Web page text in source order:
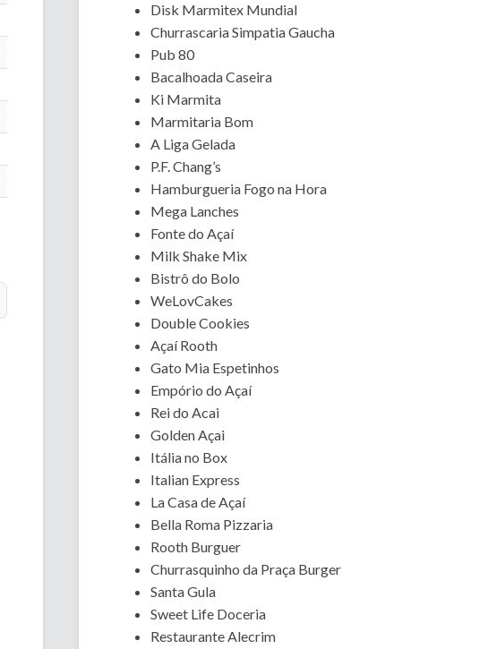
Disk Marmitex Mundial
Churrascaria Simpatia Gaucha
Pub 80
Bacalhoada Caseira
Ki Marmita
Marmitaria Bom
A Liga Gelada
P.F. Chang’s
Hamburgueria Fogo na Hora
Mega Lanches
Fonte do Açaí
Milk Shake Mix
Bistrô do Bolo
WeLovCakes
Double Cookies
Açaí Rooth
Gato Mia Espetinhos
Empório do Açaí
Rei do Acai
Golden Açai
Itália no Box
Italian Express
La Casa de Açaí
Bella Roma Pizzaria
Rooth Burguer
Churrasquinho da Praça Burger
Santa Gula
Sweet Life Doceria
Restaurante Alecrim